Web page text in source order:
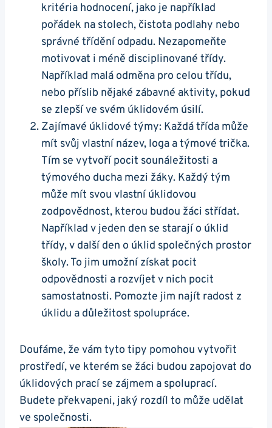
kritéria hodnocení, jako je například
pořádek na stolech, čistota podlahy nebo
správné třídění odpadu. Nezapomeňte
motivovat i méně disciplinované třídy.
Například malá odměna pro celou třídu,
nebo příslib nějaké zábavné aktivity, pokud
se zlepší ve svém úklidovém úsilí.
Zajímavé úklidové týmy: Každá třída může
mít svůj vlastní název, loga a týmové trička.
Tím se vytvoří pocit sounáležitosti a
týmového ducha mezi žáky. Každý tým
může mít svou vlastní úklidovou
zodpovědnost, kterou budou žáci střídat.
Například v jeden den se starají o úklid
třídy, v další den o úklid společných prostor
školy. To jim umožní získat pocit
odpovědnosti a rozvíjet v nich pocit
samostatnosti. Pomozte jim najít radost z
úklidu a důležitost spolupráce.
Doufáme, že vám tyto tipy pomohou vytvořit
prostředí, ve kterém se žáci budou zapojovat do
úklidových prací se zájmem a spoluprací.
Budete překvapeni, jaký rozdíl to může udělat
ve společnosti.